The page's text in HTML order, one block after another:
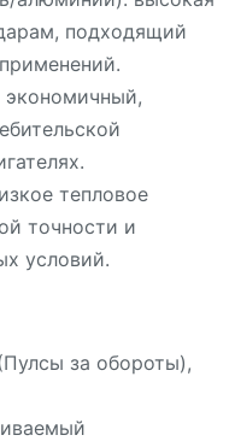
подходящий
экономичный,
тепловое
точности и
условий.
за обороты),